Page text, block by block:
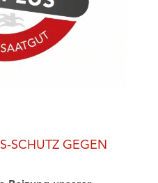
SCHUTZ GEGEN